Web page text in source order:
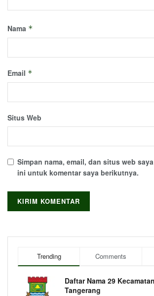
Nama *
Email *
Situs Web
Simpan nama, email, dan situs web
ini untuk komentar saya berikutnya.
Trending Comments
Daftar Nama 29
Tangerang